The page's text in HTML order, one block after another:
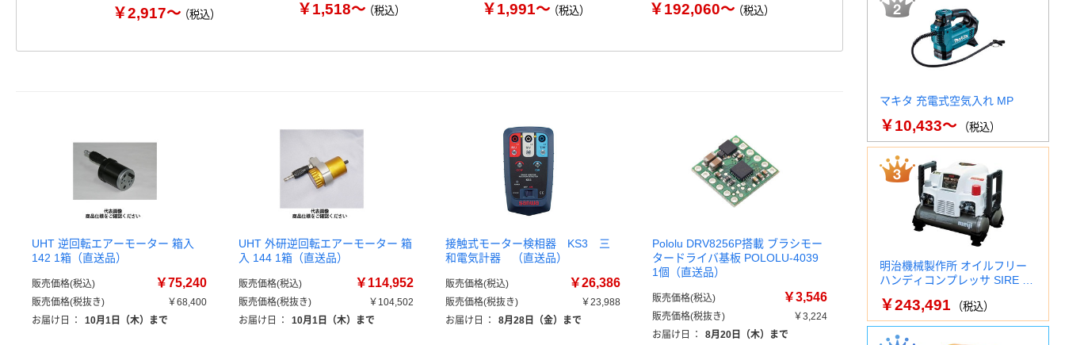
￥2,917～（税込） ￥1,518～（税込） ￥1,991～（税込） ￥192,060～（税込） ￥374,518～ （税込）
UHT 逆回転エアーモーター 箱入
142 1箱（直送品）
販売価格(税込) ￥75,240
販売価格(税抜き)
￥68,400
お届け日
： 10月1日（木）まで
UHT 外研逆回転エアーモーター 箱
入 144 1箱（直送品）
販売価格(税込) ￥114,952
販売価格(税抜き)
￥104,502
お届け日
： 10月1日（木）まで
接触式モーター検相器 KS3 三
和電気計器 （直送品）
販売価格(税込) ￥26,386
販売価格(税抜き)
￥23,988
お届け日
： 8月28日（金）まで
Pololu DRV8256P搭載 ブラシモー
タードライバ基板 POLOLU-4039
1個（直送品）
販売価格(税込) ￥3,546
販売価格(税抜き)
￥3,224
お届け日
： 8月20日（木）まで
マキタ 充電式空気入れ MP
￥10,433～ （税込）
明治機械製作所 オイルフリー
ハンディコンプレッサ SIRE …
￥243,491 （税込）